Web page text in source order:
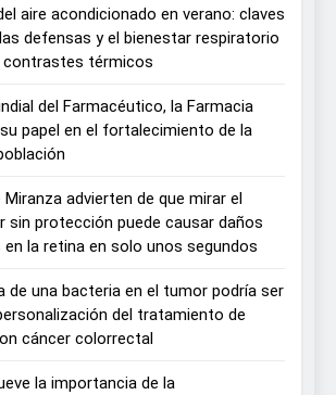
aire acondicionado en verano: claves
defensas y el bienestar respiratorio
térmicos
del Farmacéutico, la Farmacia
papel en el fortalecimiento de la
advierten de que mirar el
sin protección puede causar daños
en la retina en solo unos segundos
de una bacteria en el tumor podría ser
del tratamiento de
cáncer colorrectal
la importancia de la